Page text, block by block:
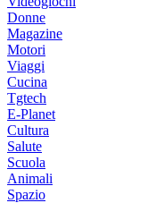
Donne
Magazine
Motori
Viaggi
Cucina
Tgtech
E-Planet
Cultura
Salute
Scuola
Animali
Spazio